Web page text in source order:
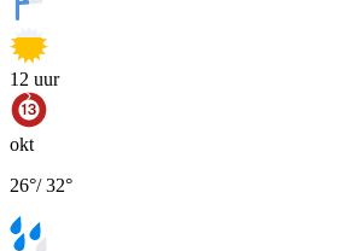
12 uur
okt
26°/32°